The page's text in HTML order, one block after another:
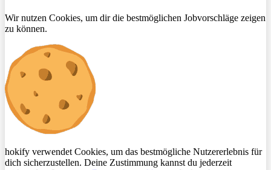
Wir nutzen Cookies, um dir die bestmöglichen Jobvorschläge zeigen
zu können.
hokify verwendet Cookies, um das bestmögliche Nutzererlebnis für
dich sicherzustellen. Deine Zustimmung kannst du jederzeit